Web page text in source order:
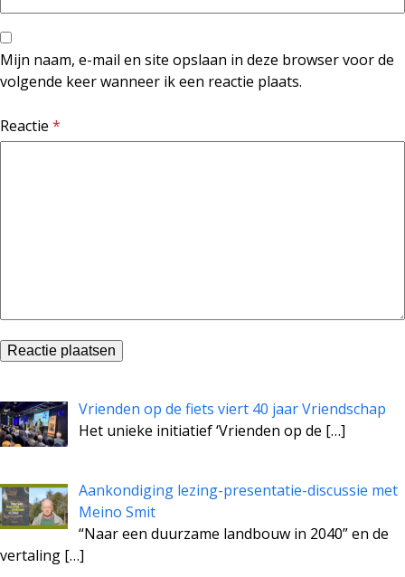
Mijn naam, e-mail en site opslaan in deze browser voor de
volgende keer wanneer ik een reactie plaats.
Reactie *
Vrienden op de fiets viert 40 jaar Vriendschap
Het unieke initiatief ‘Vrienden op de […]
Aankondiging lezing-presentatie-discussie met
Meino Smit
“Naar een duurzame landbouw in 2040” en de
vertaling […]